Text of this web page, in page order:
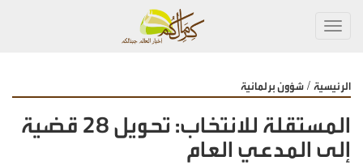
الرئيسية / شؤون برلمانية
المستقلة للانتخاب: تحويل 28 قضية
إلى المدعي العام